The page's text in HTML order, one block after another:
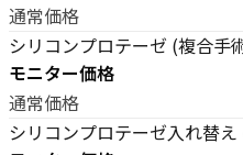
通常価格
シリコンプロテーゼ (複合手
モニター価格
通常価格
シリコンプロテーゼ入れ替え